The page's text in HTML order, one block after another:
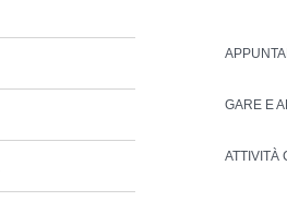
GARE E
ATTIVITÀ